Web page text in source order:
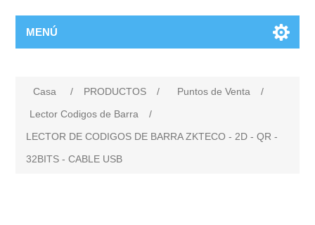
MENÚ
Casa / PRODUCTOS / Puntos de Venta
/
Lector Codigos de Barra
/
LECTOR DE CODIGOS DE BARRA ZKTECO - 2D - QR -
32BITS - CABLE USB